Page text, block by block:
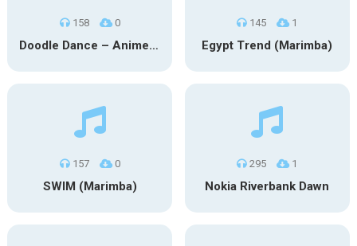
158 0
Doodle Dance – Anime (Marimba)
145 1
Egypt Trend (Marimba)
157 0
SWIM (Marimba)
295 1
Nokia Riverbank Dawn